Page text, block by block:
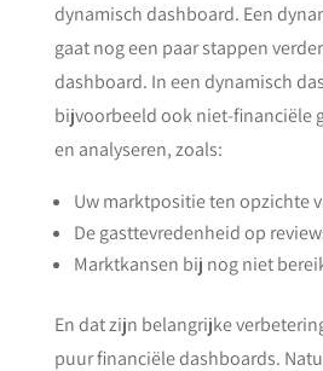
dynamisch dashboard. Een
gaat nog een paar stappen
dashboard. In een dynamisch
bijvoorbeeld ook niet-financiële
en analyseren, zoals:
Uw marktpositie ten opzichte
De gasttevredenheid op
Marktkansen bij nog niet
En dat zijn belangrijke
puur financiële dashboards.